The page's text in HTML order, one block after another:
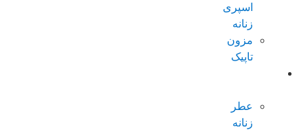
اسپری
زنانه
مزون
تاپیک
عطر
زنانه